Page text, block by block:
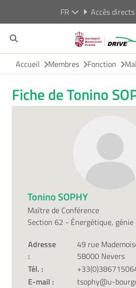
FR Accès directs
Accueil Membres Fonction
Fiche de Tonino
Tonino SOPHY
Maître de Conférence
Section 62 - Énergétique, génie
Adresse
:
49 rue
58000 Nevers
Tél. :
E-mail :
tsophy@u-